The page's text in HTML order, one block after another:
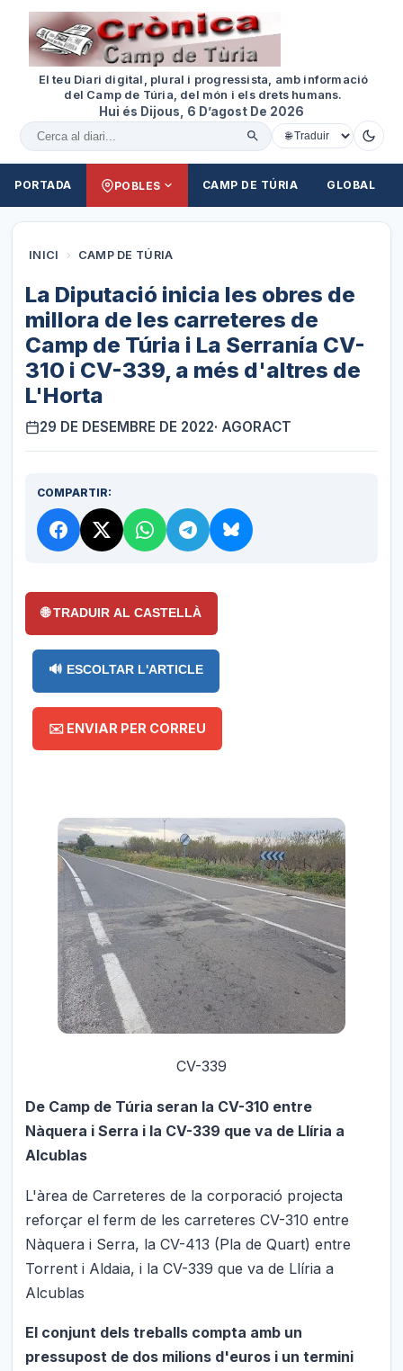
El teu Diari digital, plural i progressista, amb informació
del Camp de Túria, del món i els drets humans.
Hui és Dijous, 6 D’agost De 2026
Cercar al diari
PORTADA POBLES CAMP DE TÚRIA GLOBAL
INICI › CAMP DE TÚRIA
La Diputació inicia les obres de
millora de les carreteres de
Camp de Túria i La Serranía CV-
310 i CV-339, a més d'altres de
L'Horta
29 DE DESEMBRE DE 2022· AGORACT
COMPARTIR:
🌐 TRADUIR AL CASTELLÀ
🔊 ESCOLTAR L'ARTICLE
✉️ ENVIAR PER CORREU
CV-339
De Camp de Túria seran la CV-310 entre
Nàquera i Serra i la CV-339 que va de Llíria a
Alcublas
L'àrea de Carreteres de la corporació projecta
reforçar el ferm de les carreteres CV-310 entre
Nàquera i Serra, la CV-413 (Pla de Quart) entre
Torrent i Aldaia, i la CV-339 que va de Llíria a
Alcublas
El conjunt dels treballs compta amb un
pressupost de dos milions d'euros i un termini